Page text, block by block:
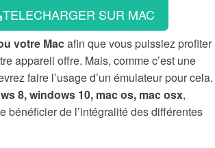
TELECHARGER SUR MAC
votre Macafin que vous puissiez profiter
appareil offre. Mais, comme c’est une
faire l’usage d’un émulateur pour cela.
8, windows 10, mac os, mac osx,
bénéficier de l’intégralité des différentes